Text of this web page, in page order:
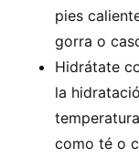
pies
gorra o
Hidrátate
la
como té o